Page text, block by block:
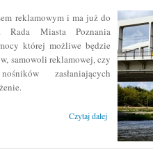
reklamowym i ma już do
Rada Miasta Poznania
której możliwe będzie
samowoli reklamowej, czy
zasłaniających
Czytaj dalej